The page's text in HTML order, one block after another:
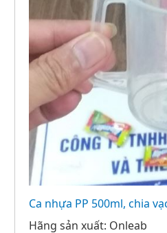
Ca nhựa PP 500ml, chia
Hãng sản xuất: Onleab